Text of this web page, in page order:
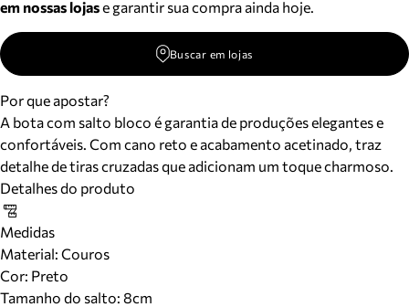
em nossas lojase garantir sua compra ainda hoje.
Buscar em lojas
Por que apostar?
A bota com salto bloco é garantia de produções elegantes e
confortáveis. Com cano reto e acabamento acetinado, traz
detalhe de tiras cruzadas que adicionam um toque charmoso.
Detalhes do produto
Medidas
Material: Couros
Cor: Preto
Tamanho do salto: 8cm